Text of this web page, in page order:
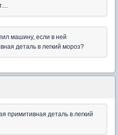
машину, если в ней
деталь в легкий мороз?
примитивная деталь в легкий